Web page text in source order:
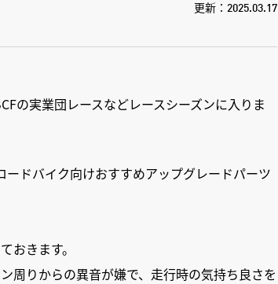
更新：2025.03.17
の実業団レースなどレースシーズンに入りま
ードバイク向けおすすめアップグレードパーツ
おきます。
周りからの異音が嫌で、走行時の気持ち良さを